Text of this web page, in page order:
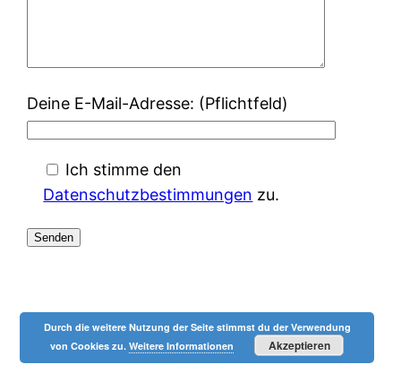
Deine E-Mail-Adresse: (Pflichtfeld)
Ich stimme den
Datenschutzbestimmungen zu.
Durch die weitere Nutzung der Seite stimmst du der Verwendung
von Cookies zu.Weitere Informationen Akzeptieren